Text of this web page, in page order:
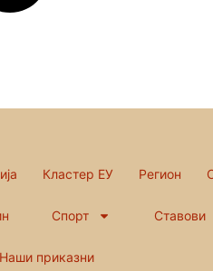
Кластер ЕУ Регион
Спорт Ставови
Наши приказни